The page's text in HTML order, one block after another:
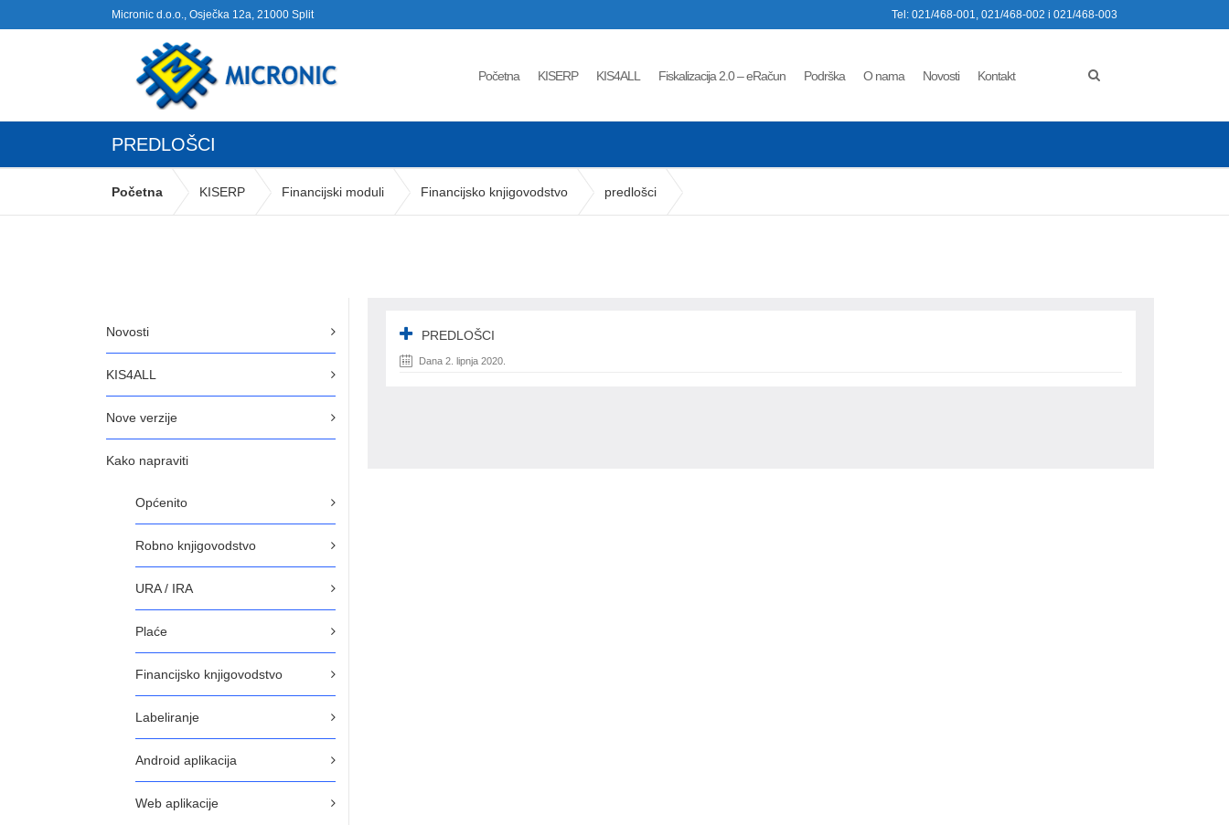
Micronic d.o.o., Osječka 12a, 21000 Split Tel: 021/468-001, 021/468-002 i 021/468-003
Početna KISERP KIS4ALL Fiskalizacija 2.0 – eRačun Podrška O nama Novosti Kontakt
PREDLOŠCI
Početna KISERP Financijski moduli Financijsko knjigovodstvo predlošci
Novosti
KIS4ALL
Nove verzije
Kako napraviti
Općenito
Robno knjigovodstvo
URA / IRA
Plaće
Financijsko knjigovodstvo
Labeliranje
Android aplikacija
Web aplikacije
PREDLOŠCI
Dana 2. lipnja 2020.